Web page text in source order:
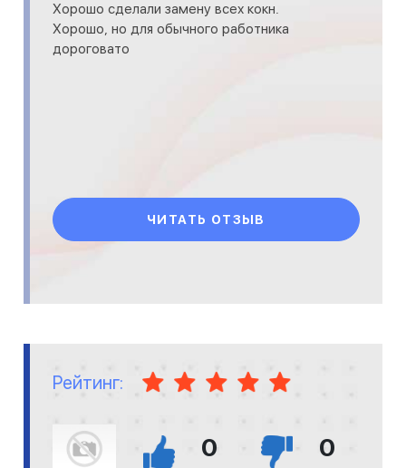
Хорошо сделали замену всех кокн.
Хорошо, но для обычного работника
дороговато
ЧИТАТЬ ОТЗЫВ
Рейтинг:
0 0